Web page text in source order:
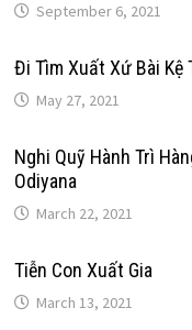
September 6, 2021
Đi Tìm Xuất Xứ Bài Kệ
May 27, 2021
Nghi Quỹ Hành Trì
Odiyana
March 22, 2021
Tiễn Con Xuất Gia
March 13, 2021